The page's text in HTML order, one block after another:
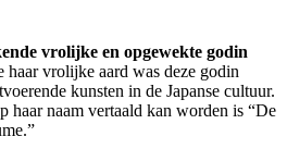
vrolijke en opgewekte godin
haar vrolijke aard was deze godin
kunsten in de Japanse cultuur.
haar naam vertaald kan worden is “De